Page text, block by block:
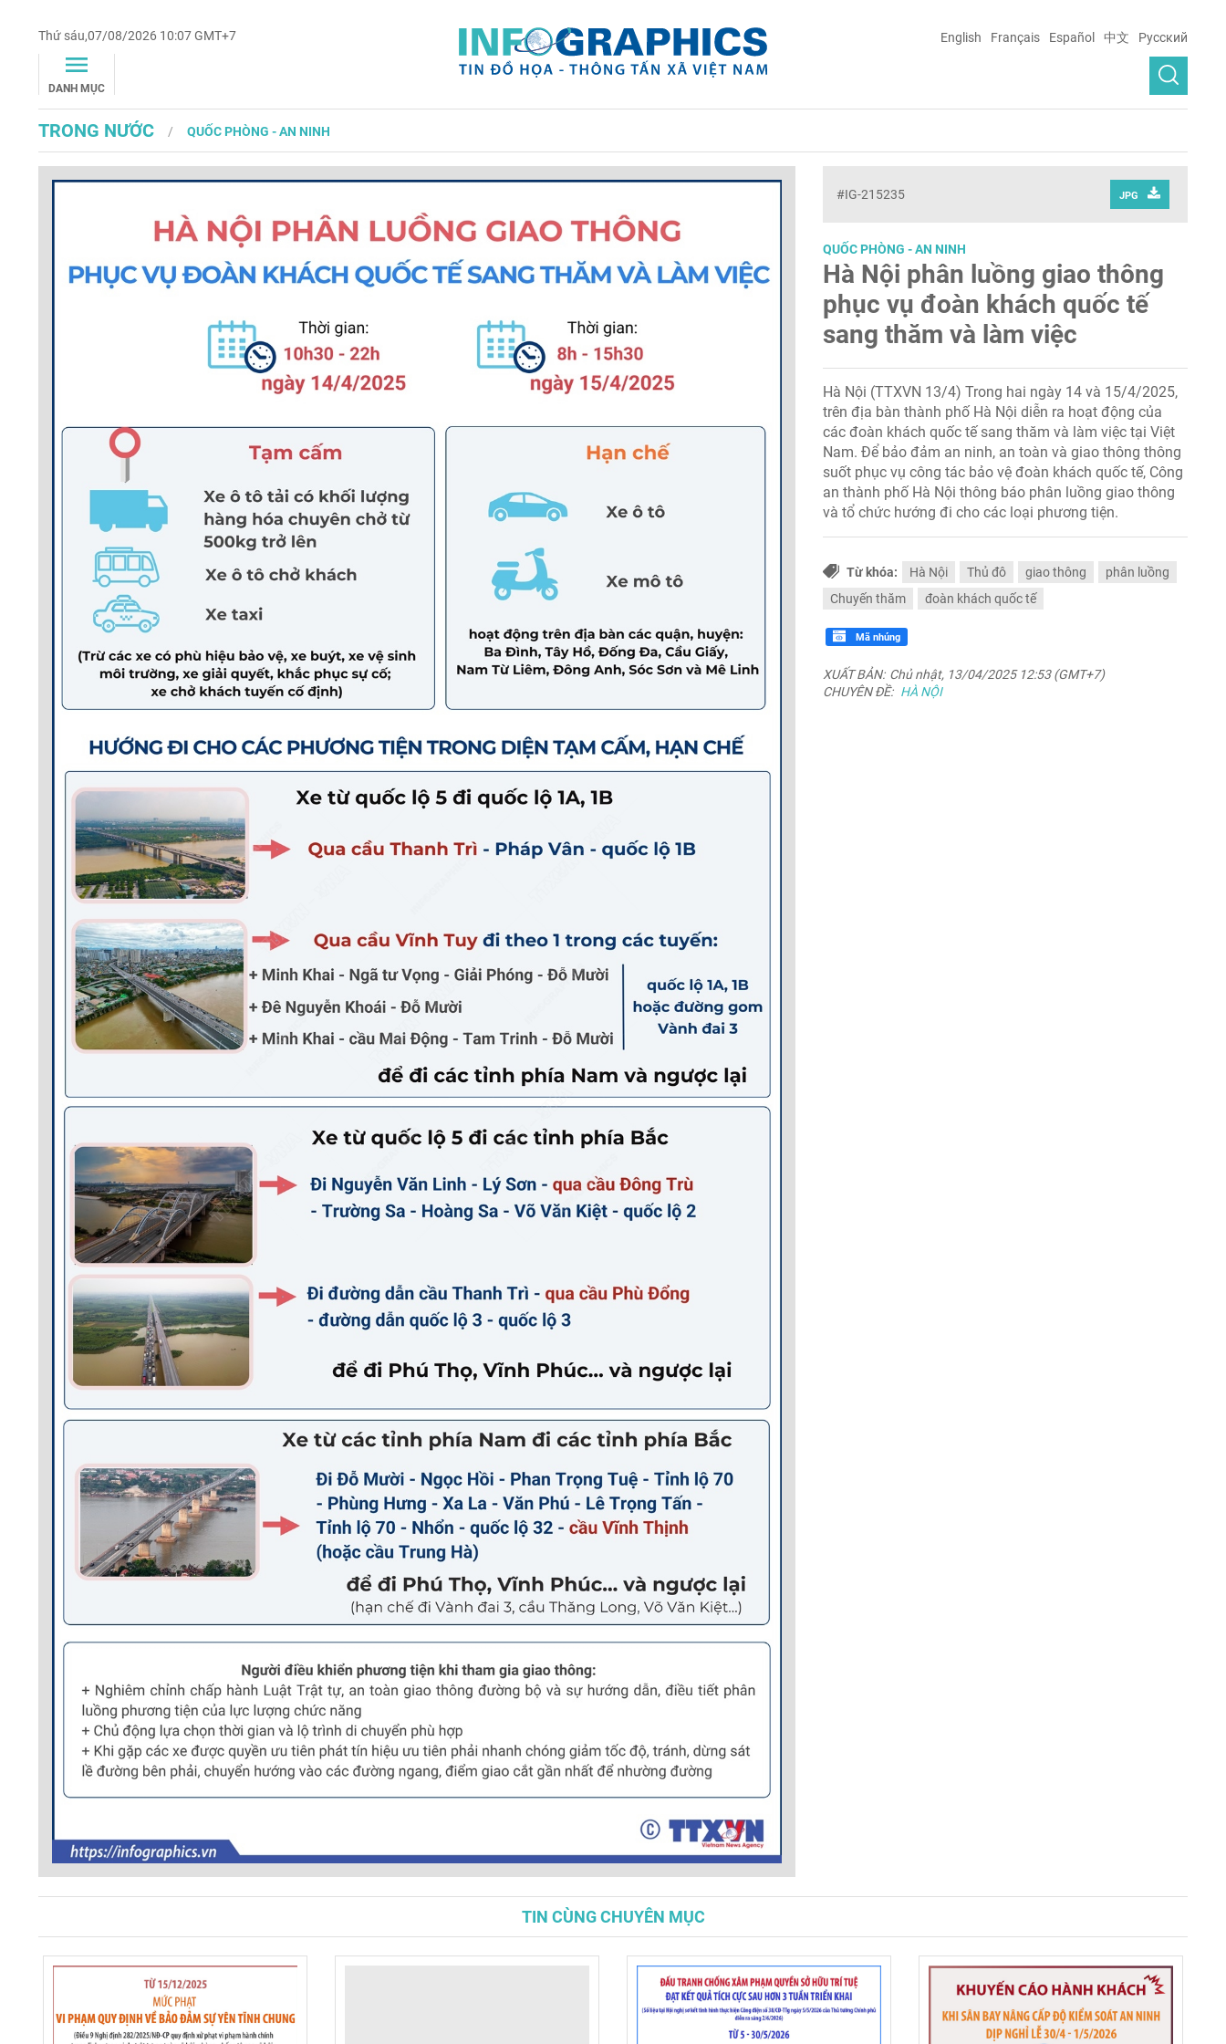
Thứ sáu,07/08/2026 10:07 GMT+7
DANH MỤC
English Français Español 中文 Русский
TRONG NƯỚC QUỐC PHÒNG - AN NINH
#IG-215235 JPG
QUỐC PHÒNG - AN NINH
Hà Nội phân luồng giao thông
phục vụ đoàn khách quốc tế
sang thăm và làm việc
Hà Nội (TTXVN 13/4) Trong hai ngày 14 và 15/4/2025,
trên địa bàn thành phố Hà Nội diễn ra hoạt động của
các đoàn khách quốc tế sang thăm và làm việc tại Việt
Nam. Để bảo đảm an ninh, an toàn và giao thông thông
suốt phục vụ công tác bảo vệ đoàn khách quốc tế, Công
an thành phố Hà Nội thông báo phân luồng giao thông
và tổ chức hướng đi cho các loại phương tiện.
Từ khóa: Hà Nội Thủ đô giao thông
phân luồng
Chuyến thăm
đoàn khách quốc tế
Mã nhúng
XUẤT BẢN: Chủ nhật, 13/04/2025 12:53 (GMT+7)
CHUYÊN ĐỀ: HÀ NỘI
TIN CÙNG CHUYÊN MỤC